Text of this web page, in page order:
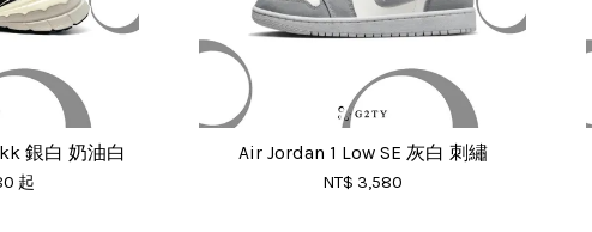
銀白 奶油白
起
Air Jordan 1 Low SE 灰白 刺繡
NT$ 3,580